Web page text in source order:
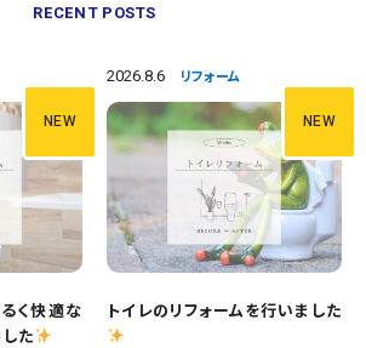
RECENT POSTS
NEW
く快適な
た
2026.8.6 リフォーム
NEW
トイレのリフォームを行いました